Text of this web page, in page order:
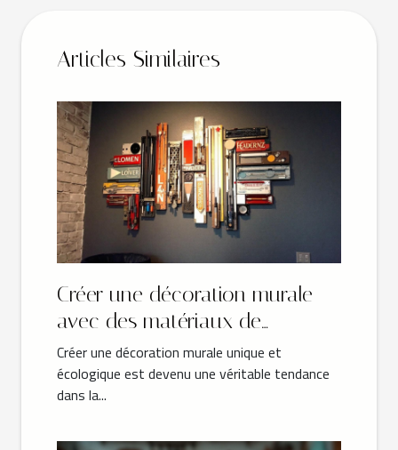
Articles Similaires
Créer une décoration murale
avec des matériaux de
récupération
Créer une décoration murale unique et
écologique est devenu une véritable tendance
dans la...